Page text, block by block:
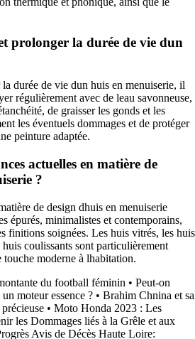
prolonger la durée de vie dun
durée de vie dun huis en menuiserie, il
régulièrement avec de leau savonneuse,
de graisser les gonds et les
les éventuels dommages et de protéger
peinture adaptée.
actuelles en matière de
?
de design dhuis en menuiserie
épurés, minimalistes et contemporains,
finitions soignées. Les huis vitrés, les huis
coulissants sont particulièrement
moderne à lhabitation.
du football féminin • Peut-on
moteur essence ? • Brahim Chnina et sa
• Moto Honda 2023 : Les
les Dommages liés à la Grêle et aux
Avis de Décès Haute Loire: